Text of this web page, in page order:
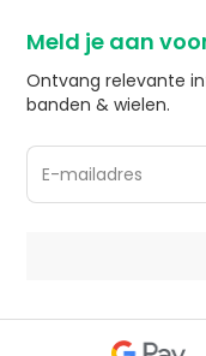
Meld je aan
Ontvang relevante
banden & wielen.